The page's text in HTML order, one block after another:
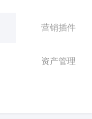
营销插件
资产管理